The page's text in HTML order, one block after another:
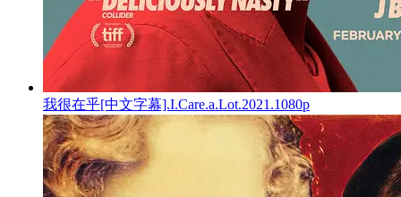
我很在乎[中文字幕].I.Care.a.Lot.2021.1080p